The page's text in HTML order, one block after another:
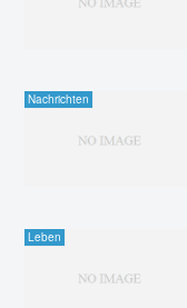
Nachrichten
Leben